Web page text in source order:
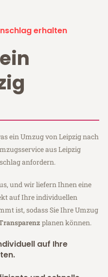
erhalten
ein Umzug von Leipzig nach
aus Leipzig
anfordern.
und wir liefern Ihnen eine
auf Ihre individuellen
ist, sodass Sie Ihre Umzug
planen können.
auf Ihre